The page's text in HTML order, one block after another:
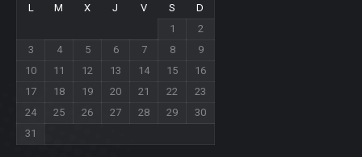
L
M X J V S
D
1
2
3
4 5 6 7 8
9
10
11 12 13 14 15
16
17
18 19 20 21 22
23
24
25 26 27 28 29
30
31